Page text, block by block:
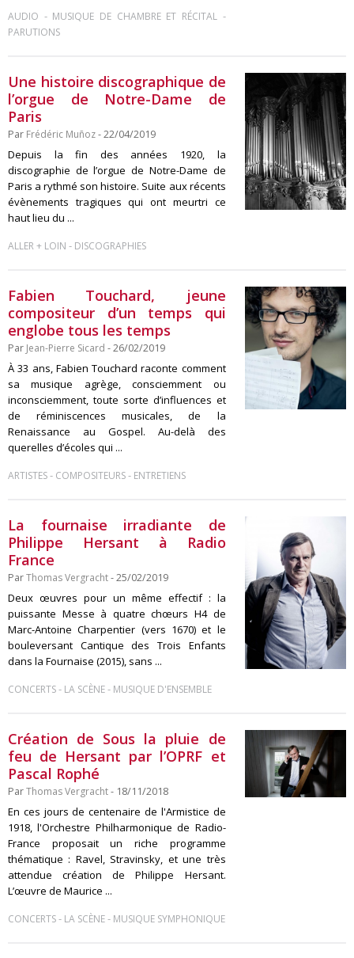
AUDIO - MUSIQUE DE CHAMBRE ET RÉCITAL-
PARUTIONS
Une histoire discographique de
l’orgue de Notre-Dame de
Paris
Par Frédéric Muñoz- 22/04/2019
Depuis la fin des années 1920, la
discographie de l’orgue de Notre-Dame de
Paris a rythmé son histoire. Suite aux récents
évènements tragiques qui ont meurtri ce
haut lieu du ...
ALLER + LOIN - DISCOGRAPHIES
Fabien Touchard, jeune
compositeur d’un temps qui
englobe tous les temps
Par Jean-Pierre Sicard - 26/02/2019
À 33 ans, Fabien Touchard raconte comment
sa musique agrège, consciemment ou
inconsciemment, toute sorte d’influences et
de réminiscences musicales, de la
Renaissance au Gospel. Au-delà des
querelles d’écoles qui ...
ARTISTES- COMPOSITEURS- ENTRETIENS
La fournaise irradiante de
Philippe Hersant à Radio
France
ParThomas Vergracht- 25/02/2019
Deux œuvres pour un même effectif : la
puissante Messe à quatre chœurs H4 de
Marc-Antoine Charpentier (vers 1670) et le
bouleversant Cantique des Trois Enfants
dans la Fournaise (2015), sans ...
CONCERTS- LA SCÈNE- MUSIQUE D'ENSEMBLE
Création de Sous la pluie de
feu de Hersant par l’OPRF et
Pascal Rophé
ParThomas Vergracht- 18/11/2018
En ces jours de centenaire de l'Armistice de
1918, l'Orchestre Philharmonique de Radio-
France proposait un riche programme
thématique : Ravel, Stravinsky, et une très
attendue création de Philippe Hersant.
L’œuvre de Maurice ...
CONCERTS- LA SCÈNE- MUSIQUE SYMPHONIQUE